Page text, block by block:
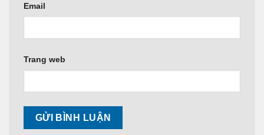
Email
Trang web